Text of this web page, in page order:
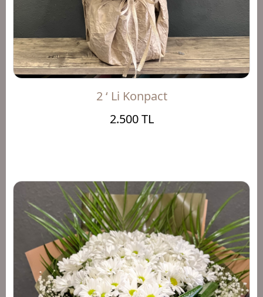
2 ‘ Li Konpact
2.500 TL